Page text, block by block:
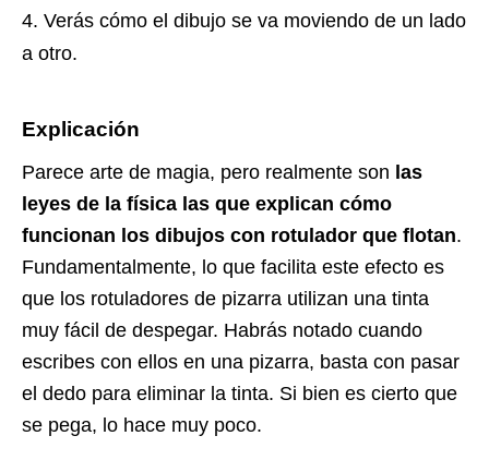
Verás cómo el dibujo se va moviendo de un lado
a otro.
Explicación
Parece arte de magia, pero realmente son las
leyes de la física las que explican cómo
funcionan los dibujos con rotulador que flotan.
Fundamentalmente, lo que facilita este efecto es
que los rotuladores de pizarra utilizan una tinta
muy fácil de despegar. Habrás notado cuando
escribes con ellos en una pizarra, basta con pasar
el dedo para eliminar la tinta. Si bien es cierto que
se pega, lo hace muy poco.